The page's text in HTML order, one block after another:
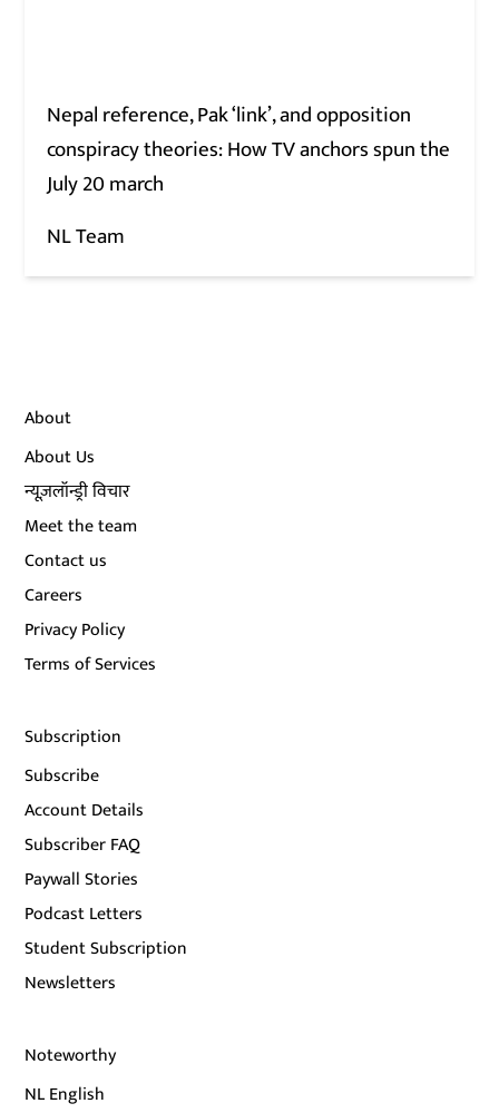
Nepal reference, Pak ‘link’, and opposition
conspiracy theories: How TV anchors spun the
July 20 march
NL Team
About
About Us
न्यूज़लॉन्ड्री विचार
Meet the team
Contact us
Careers
Privacy Policy
Terms of Services
Subscription
Subscribe
Account Details
Subscriber FAQ
Paywall Stories
Podcast Letters
Student Subscription
Newsletters
Noteworthy
NL English